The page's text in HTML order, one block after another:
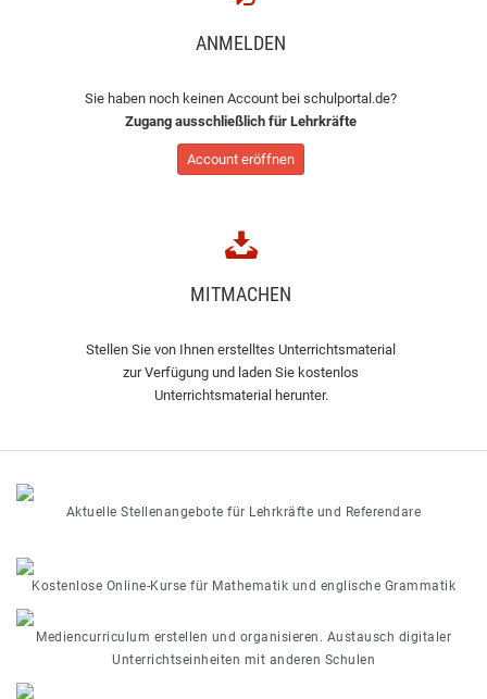
ANMELDEN
Sie haben noch keinen Account bei schulportal.de?
Zugang ausschließlich für Lehrkräfte
Account eröffnen
MITMACHEN
Stellen Sie von Ihnen erstelltes Unterrichtsmaterial
zur Verfügung und laden Sie kostenlos
Unterrichtsmaterial herunter.
Aktuelle Stellenangebote für Lehrkräfte und Referendare
Kostenlose Online-Kurse für Mathematik und englische Grammatik
Mediencurriculum erstellen und organisieren. Austausch digitaler
Unterrichtseinheiten mit anderen Schulen